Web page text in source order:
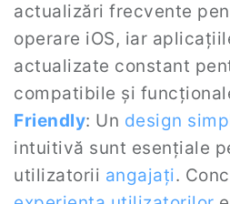
actualizări frecvente
operare iOS, iar
actualizate constant
compatibile și
Friendly: Un design
intuitivă sunt esențiale
utilizatorii angajați.